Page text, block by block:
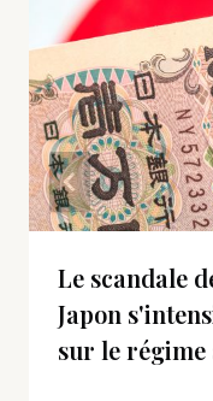
Le scandale
Japon
sur le